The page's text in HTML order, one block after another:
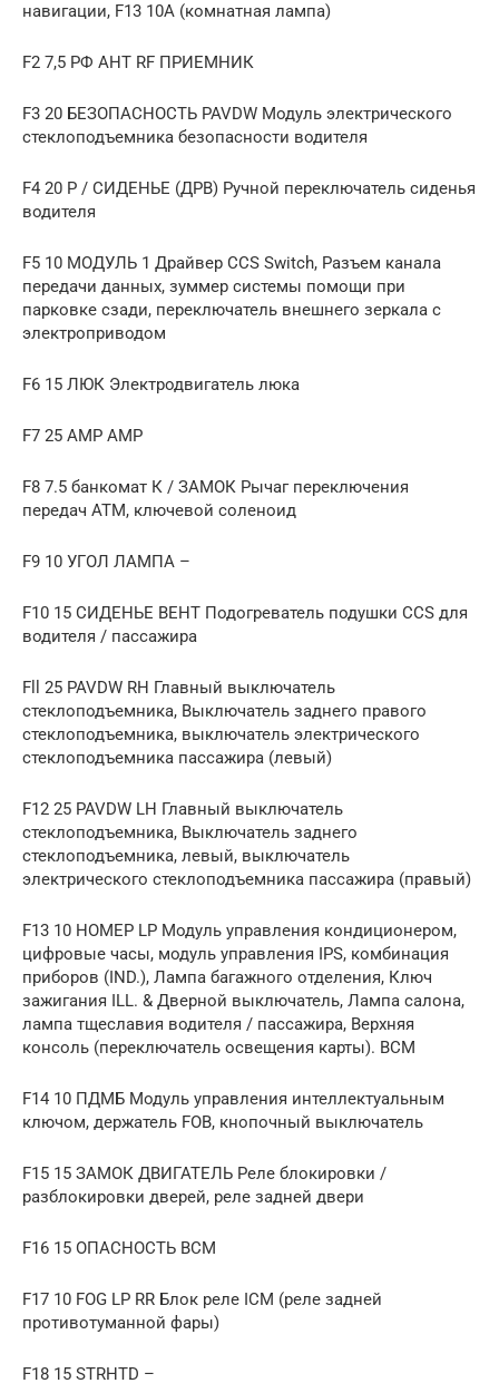
навигации, F13 10A (комнатная лампа)
F2 7,5 РФ АНТ RF ПРИЕМНИК
F3 20 БЕЗОПАСНОСТЬ PAVDW Модуль электрического
стеклоподъемника безопасности водителя
F4 20 P / СИДЕНЬЕ (ДРВ) Ручной переключатель сиденья
водителя
F5 10 МОДУЛЬ 1 Драйвер CCS Switch, Разъем канала
передачи данных, зуммер системы помощи при
парковке сзади, переключатель внешнего зеркала с
электроприводом
F6 15 ЛЮК Электродвигатель люка
F7 25 AMP AMP
F8 7.5 банкомат К / ЗАМОК Рычаг переключения
передач ATM, ключевой соленоид
F9 10 УГОЛ ЛАМПА –
F10 15 СИДЕНЬЕ ВЕНТ Подогреватель подушки CCS для
водителя / пассажира
Fll 25 PAVDW RH Главный выключатель
стеклоподъемника, Выключатель заднего правого
стеклоподъемника, выключатель электрического
стеклоподъемника пассажира (левый)
F12 25 PAVDW LH Главный выключатель
стеклоподъемника, Выключатель заднего
стеклоподъемника, левый, выключатель
электрического стеклоподъемника пассажира (правый)
F13 10 НОМЕР LP Модуль управления кондиционером,
цифровые часы, модуль управления IPS, комбинация
приборов (IND.), Лампа багажного отделения, Ключ
зажигания ILL. & Дверной выключатель, Лампа салона,
лампа тщеславия водителя / пассажира, Верхняя
консоль (переключатель освещения карты). BCM
F14 10 ПДМБ Модуль управления интеллектуальным
ключом, держатель FOB, кнопочный выключатель
F15 15 ЗАМОК ДВИГАТЕЛЬ Реле блокировки /
разблокировки дверей, реле задней двери
F16 15 ОПАСНОСТЬ BCM
F17 10 FOG LP RR Блок реле ICM (реле задней
противотуманной фары)
F18 15 STRHTD –